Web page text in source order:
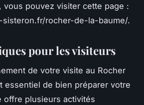
vous pouvez visiter cette page :
rocher-de-la-baume/.
pour les visiteurs
de votre visite au Rocher
essentiel de bien préparer votre
offre plusieurs activités